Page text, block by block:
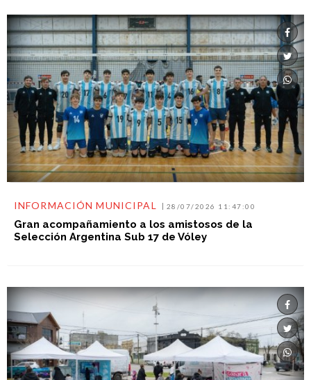
INFORMACIÓN MUNICIPAL 28/07/2026 11:47:00
Gran acompañamiento a los amistosos de la
Selección Argentina Sub 17 de Vóley